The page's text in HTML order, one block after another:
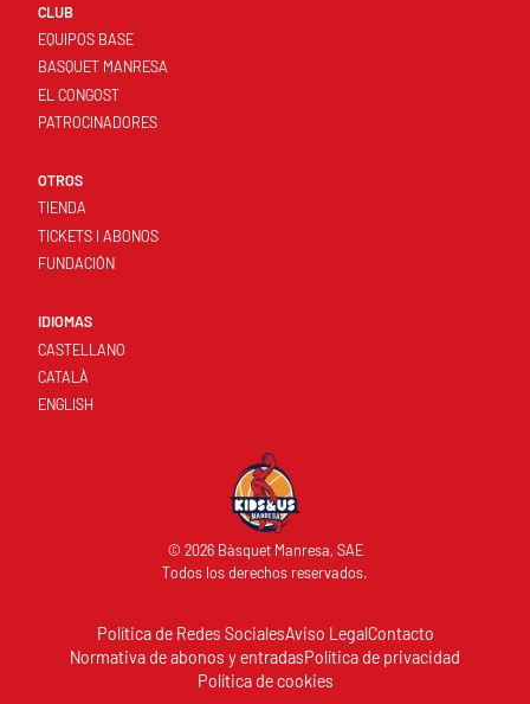
CLUB
EQUIPOS BASE
BASQUET MANRESA
EL CONGOST
PATROCINADORES
OTROS
TIENDA
TICKETS I ABONOS
FUNDACIÓN
IDIOMAS
CASTELLANO
CATALÀ
ENGLISH
© 2026 Bàsquet Manresa, SAE
Todos los derechos reservados.
Política de Redes SocialesAviso LegalContacto
Normativa de abonos y entradasPolítica de privacidad
Política de cookies